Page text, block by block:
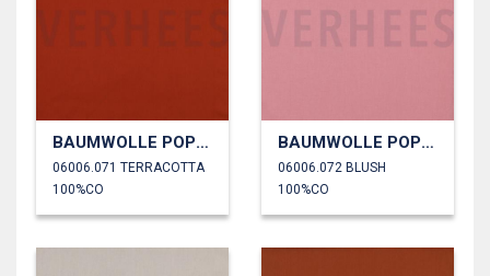
BAUMWOLLE POPELINE
06006.071 TERRACOTTA
100%CO
BAUMWOLLE POPELINE
06006.072 BLUSH
100%CO